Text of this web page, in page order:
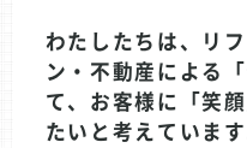
わたしたちは、リ
ン・不動産による
て、お客様に「笑
たいと考えています